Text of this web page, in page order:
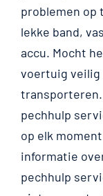
problemen op
lekke band,
accu. Mocht
voertuig veilig
pechhulp
op elk
informatie
pechhulp